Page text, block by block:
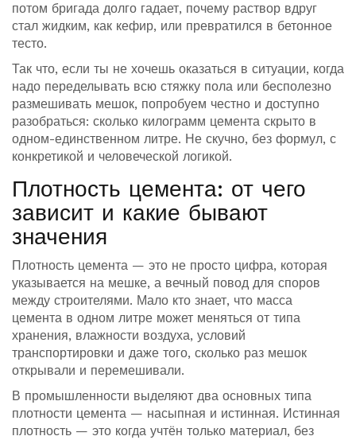
потом бригада долго гадает, почему раствор вдруг
стал жидким, как кефир, или превратился в бетонное
тесто.
Так что, если ты не хочешь оказаться в ситуации, когда
надо переделывать всю стяжку пола или бесполезно
размешивать мешок, попробуем честно и доступно
разобраться: сколько килограмм цемента скрыто в
одном-единственном литре. Не скучно, без формул, с
конкретикой и человеческой логикой.
Плотность цемента: от чего
зависит и какие бывают
значения
Плотность цемента — это не просто цифра, которая
указывается на мешке, а вечный повод для споров
между строителями. Мало кто знает, что масса
цемента в одном литре может меняться от типа
хранения, влажности воздуха, условий
транспортировки и даже того, сколько раз мешок
открывали и перемешивали.
В промышленности выделяют два основных типа
плотности цемента — насыпная и истинная. Истинная
плотность — это когда учтён только материал, без